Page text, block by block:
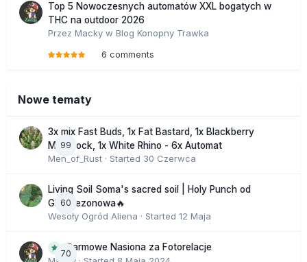
Top 5 Nowoczesnych automatów XXL bogatych w
THC na outdoor 2026
Przez Macky w Blog Konopny Trawka
6 comments
Nowe tematy
99
3x mix Fast Buds, 1x Fat Bastard, 1x Blackberry
Moonrock, 1x White Rhino - 6x Automat
Men_of_Rust · Started 30 Czerwca
60
Living Soil Soma's sacred soil | Holy Punch od
GHS sezonowa🔥
Wesoły Ogród Aliena · Started 12 Maja
70
Darmowe Nasiona za Fotorelacje